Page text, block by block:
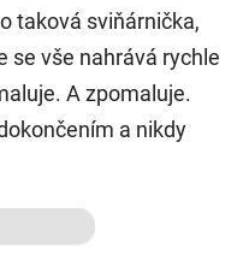
taková sviňárnička,
se vše nahrává rychle
A zpomaluje.
a nikdy